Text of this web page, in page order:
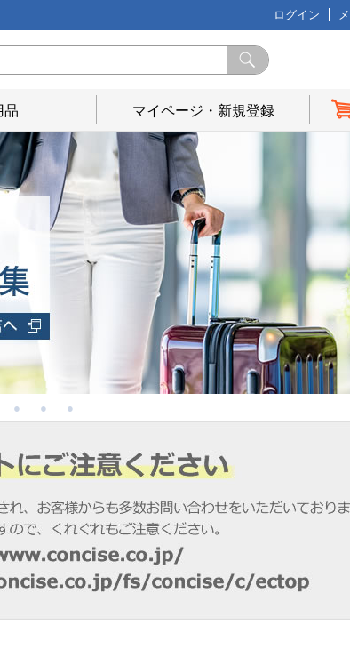
ログイン
品 マイページ・新規登録